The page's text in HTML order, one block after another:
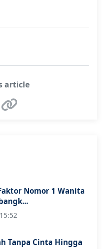
article
Nomor 1 Wanita
Tanpa Cinta Hingga